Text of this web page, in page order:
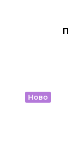
Ново